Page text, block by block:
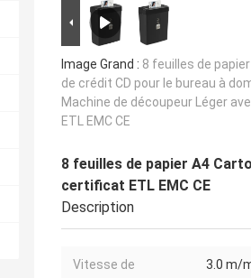
Image Grand : 8 feuilles de
de crédit CD pour le bureau à
Machine de découpeur Léger
ETL EMC CE
8 feuilles de papier A4
certificat ETL EMC CE
Description
Vitesse de
3.0 m/